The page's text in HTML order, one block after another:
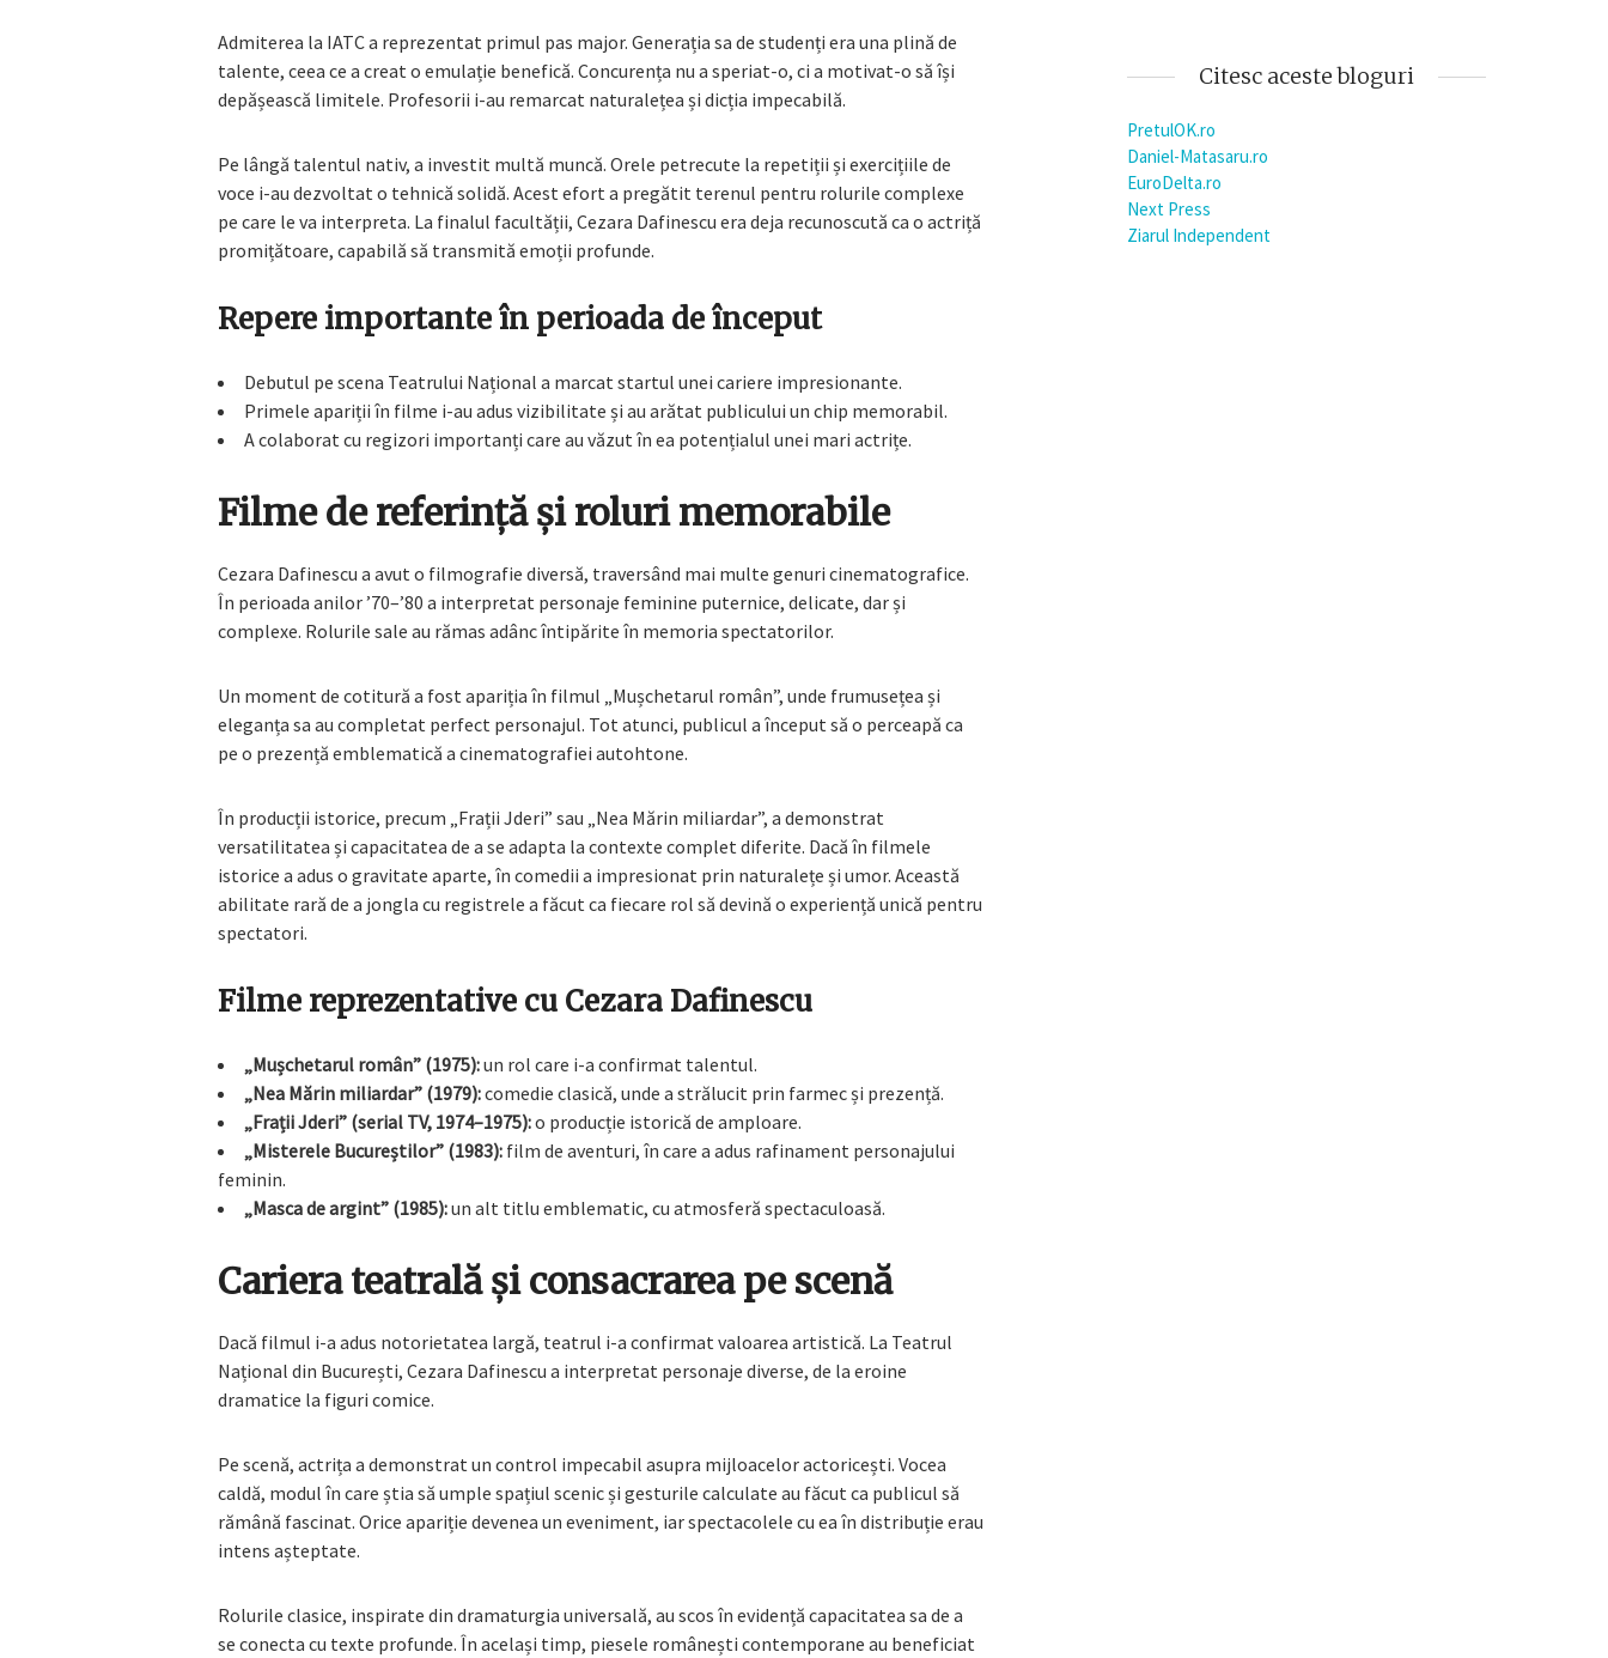
Admiterea la IATC a reprezentat primul pas major. Generația sa de studenți era una plină de
talente, ceea ce a creat o emulație benefică. Concurența nu a speriat-o, ci a motivat-o să își
depășească limitele. Profesorii i-au remarcat naturalețea și dicția impecabilă.
Pe lângă talentul nativ, a investit multă muncă. Orele petrecute la repetiții și exercițiile de
voce i-au dezvoltat o tehnică solidă. Acest efort a pregătit terenul pentru rolurile complexe
pe care le va interpreta. La finalul facultății, Cezara Dafinescu era deja recunoscută ca o actriță
promițătoare, capabilă să transmită emoții profunde.
Repere importante în perioada de început
Debutul pe scena Teatrului Național a marcat startul unei cariere impresionante.
Primele apariții în filme i-au adus vizibilitate și au arătat publicului un chip memorabil.
A colaborat cu regizori importanți care au văzut în ea potențialul unei mari actrițe.
Filme de referință și roluri memorabile
Cezara Dafinescu a avut o filmografie diversă, traversând mai multe genuri cinematografice.
În perioada anilor ’70–’80 a interpretat personaje feminine puternice, delicate, dar și
complexe. Rolurile sale au rămas adânc întipărite în memoria spectatorilor.
Un moment de cotitură a fost apariția în filmul „Mușchetarul român”, unde frumusețea și
eleganța sa au completat perfect personajul. Tot atunci, publicul a început să o perceapă ca
pe o prezență emblematică a cinematografiei autohtone.
În producții istorice, precum „Frații Jderi” sau „Nea Mărin miliardar”, a demonstrat
versatilitatea și capacitatea de a se adapta la contexte complet diferite. Dacă în filmele
istorice a adus o gravitate aparte, în comedii a impresionat prin naturalețe și umor. Această
abilitate rară de a jongla cu registrele a făcut ca fiecare rol să devină o experiență unică pentru
spectatori.
Filme reprezentative cu Cezara Dafinescu
„Mușchetarul român” (1975):un rol care i-a confirmat talentul.
„Nea Mărin miliardar” (1979):comedie clasică, unde a strălucit prin farmec și prezență.
„Frații Jderi” (serial TV, 1974–1975):o producție istorică de amploare.
„Misterele Bucureștilor” (1983): film de aventuri, în care a adus rafinament personajului
feminin.
„Masca de argint” (1985):un alt titlu emblematic, cu atmosferă spectaculoasă.
Cariera teatrală și consacrarea pe scenă
Dacă filmul i-a adus notorietatea largă, teatrul i-a confirmat valoarea artistică. La Teatrul
Național din București, Cezara Dafinescu a interpretat personaje diverse, de la eroine
dramatice la figuri comice.
Pe scenă, actrița a demonstrat un control impecabil asupra mijloacelor actoricești. Vocea
caldă, modul în care știa să umple spațiul scenic și gesturile calculate au făcut ca publicul să
rămână fascinat. Orice apariție devenea un eveniment, iar spectacolele cu ea în distribuție erau
intens așteptate.
Rolurile clasice, inspirate din dramaturgia universală, au scos în evidență capacitatea sa de a
se conecta cu texte profunde. În același timp, piesele românești contemporane au beneficiat
Citesc aceste bloguri
PretulOK.ro
Daniel-Matasaru.ro
EuroDelta.ro
Next Press
Ziarul Independent